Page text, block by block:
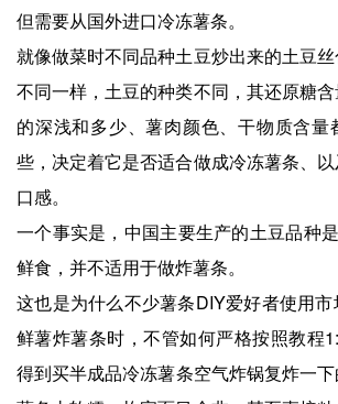
但需要从国外进口冷冻薯条。
就像做菜时不同品种土豆炒出来的土豆
不同一样，土豆的种类不同，其还原糖
的深浅和多少、薯肉颜色、干物质含量
些，决定着它是否适合做成冷冻薯条、
口感。
一个事实是，中国主要生产的土豆品种
鲜食，并不适用于做炸薯条。
这也是为什么不少薯条DIY爱好者使用
鲜薯炸薯条时，不管如何严格按照教程
得到买半成品冷冻薯条空气炸锅复炸一